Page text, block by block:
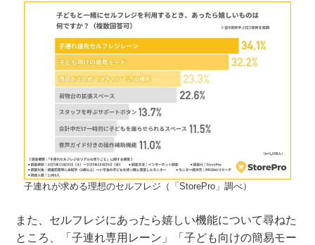
子連れが求める理想のセルフレジ（「StorePro」調べ）
また、セルフレジにあったら嬉しい機能について尋ねた
ところ、「子連れ専用レーン」「子ども向けの簡易モー